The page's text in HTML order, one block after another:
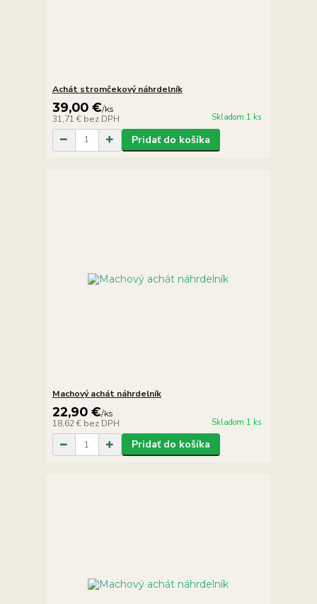
Achát stromčekový náhrdelník
39,00 €/ks
31,71 € bez DPH Skladom 1 ks
Pridať do košíka
Machový achát náhrdelník
22,90 €/ks
18,62 € bez DPH Skladom 1 ks
Pridať do košíka